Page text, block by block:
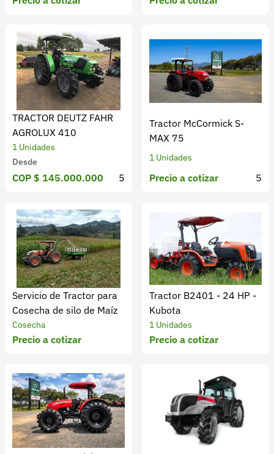
TRACTOR DEUTZ FAHR
AGROLUX 410
1 Unidades
Desde
COP $ 145.000.000 5
Tractor McCormick S-
MAX 75
1 Unidades
Precio a cotizar 5
Servicio de Tractor para
Cosecha de silo de Maíz
Cosecha
Precio a cotizar
Tractor B2401 - 24 HP -
Kubota
1 Unidades
Precio a cotizar